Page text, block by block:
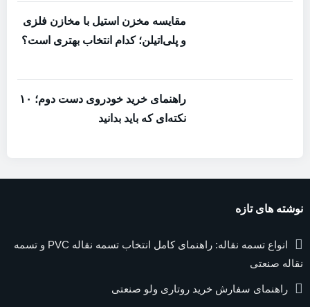
مقایسه مخزن استیل با مخازن فلزی
و پلی‌اتیلن؛ کدام انتخاب بهتری است؟
راهنمای خرید خودروی دست دوم؛ ۱۰
نکته‌ای که باید بدانید
نوشته های تازه
انواع تسمه نقاله: راهنمای کامل انتخاب تسمه نقاله PVC و تسمه
نقاله صنعتی
راهنمای سفارش خرید روتاری ولو صنعتی